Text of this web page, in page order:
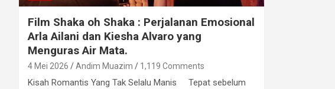
Film Shaka oh Shaka : Perjalanan Emosional
Arla Ailani dan Kiesha Alvaro yang
Menguras Air Mata.
4 Mei 2026 Andim Muazim 1,119 Comments
Kisah Romantis Yang Tak Selalu Manis Tepat sebelum